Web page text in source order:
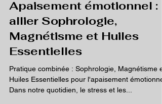
21 févr. 2025
2 min de lecture
Apaisement émotionnel :
allier Sophrologie,
Magnétisme et Huiles
Essentielles
Pratique combinée : Sophrologie, Magnétisme et